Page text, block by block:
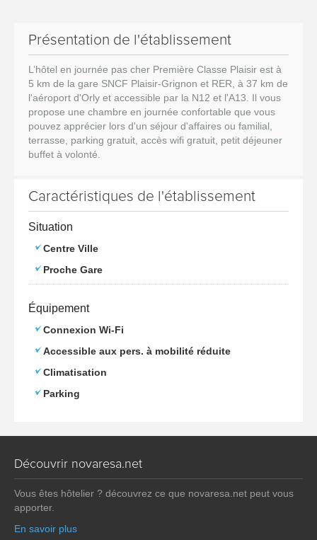
Présentation de l'établissement
L’hôtel en journée pas cher Première Classe Plaisir est à
5 km de la gare SNCF Plaisir-Grignon et RER, à 37 km de
l'aéroport d'Orly et accessible par la N12 et l'A13. Il vous
propose une chambre en journée confortable que vous
pouvez apprécier lors d'un séjour d'affaires ou familial,
terrasse, parking gratuit, accès wifi gratuit, petit déjeuner
buffet à volonté.
Caractéristiques de l'établissement
Situation
Centre Ville
Proche Gare
Équipement
Connexion Wi-Fi
Accessible aux pers. à mobilité réduite
Climatisation
Parking
Découvrir novaresa.net
Vous êtes hôtelier ? découvrez ce que novaresa.net peut vous
apporter.
En savoir plus